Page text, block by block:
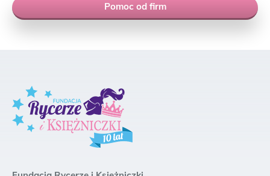
Pomoc od firm